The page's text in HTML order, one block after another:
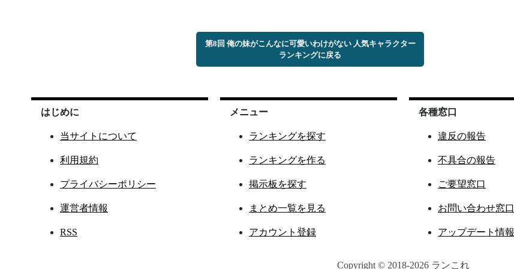
第8回 俺の妹がこんなに可愛いわけがない 人気キャラクター
ランキングに戻る
はじめに
当サイトについて
利用規約
プライバシーポリシー
運営者情報
RSS
メニュー
ランキングを探す
ランキングを作る
掲示板を探す
まとめ一覧を見る
アカウント登録
各種窓口
違反の報告
不具合の報告
ご要望窓口
お問い合わせ窓口
アップデート情報
Copyright © 2018-2026 ランこれ